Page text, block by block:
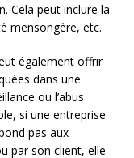
Cela peut inclure la
mensongère, etc.
également offrir
dans une
ou l’abus
si une entreprise
pas aux
par son client, elle